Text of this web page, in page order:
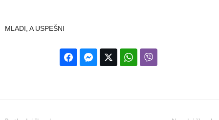
MLADI, A USPEŠNI